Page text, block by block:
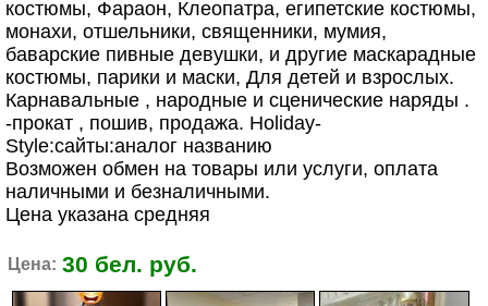
костюмы, Фараон, Клеопатра, египетские костюмы,
монахи, отшельники, священники, мумия,
баварские пивные девушки, и другие маскарадные
костюмы, парики и маски, Для детей и взрослых.
Карнавальные , народные и сценические наряды .
-прокат , пошив, продажа. Holiday-
Style:сайты:аналог названию
Возможен обмен на товары или услуги, оплата
наличными и безналичными.
Цена указана средняя
Цена: 30 бел. руб.